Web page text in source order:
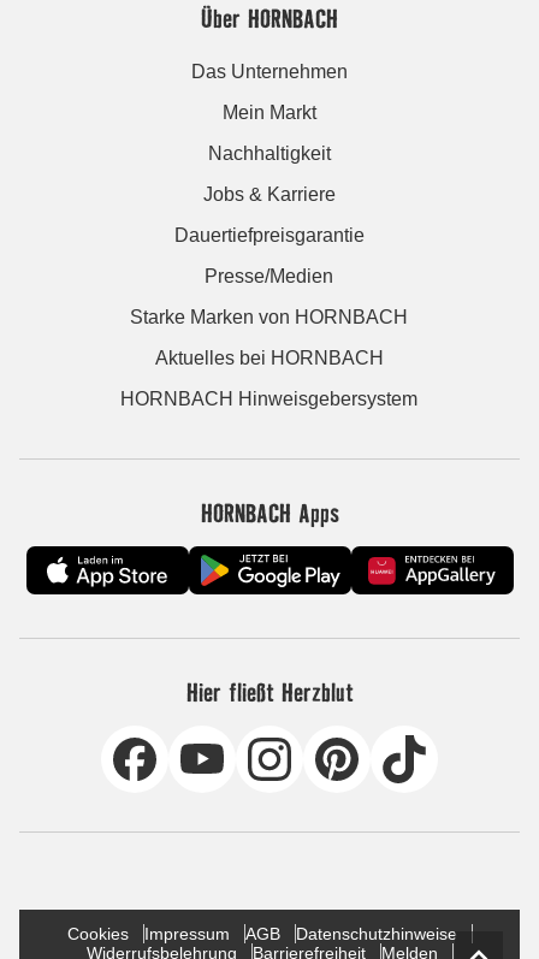
Über HORNBACH
Das Unternehmen
Mein Markt
Nachhaltigkeit
Jobs & Karriere
Dauertiefpreisgarantie
Presse/Medien
Starke Marken von HORNBACH
Aktuelles bei HORNBACH
HORNBACH Hinweisgebersystem
HORNBACH Apps
Hier fließt Herzblut
Cookies Impressum AGB
Datenschutzhinweise
Widerrufsbelehrung
Barrierefreiheit Melden